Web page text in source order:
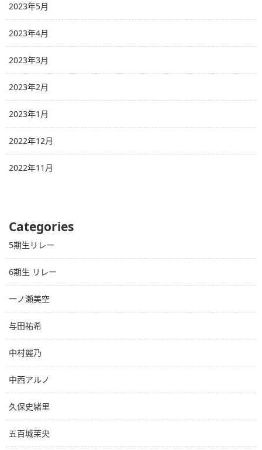
2023年5月
2023年4月
2023年3月
2023年2月
2023年1月
2022年12月
2022年11月
Categories
5期生リレー
6期生 リレー
一ノ瀬美空
与田祐希
中村麗乃
中西アルノ
久保史緒里
五百城茉央